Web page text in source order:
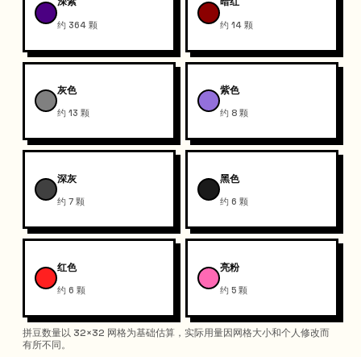
约 364 颗 约 14 颗
灰色
约 13 颗
紫色
约 8 颗
深灰
约 7 颗
黑色
约 6 颗
红色
约 6 颗
亮粉
约 5 颗
拼豆数量以 32×32 网格为基础估算，实际用量因网格大小和个人修改而
有所不同。